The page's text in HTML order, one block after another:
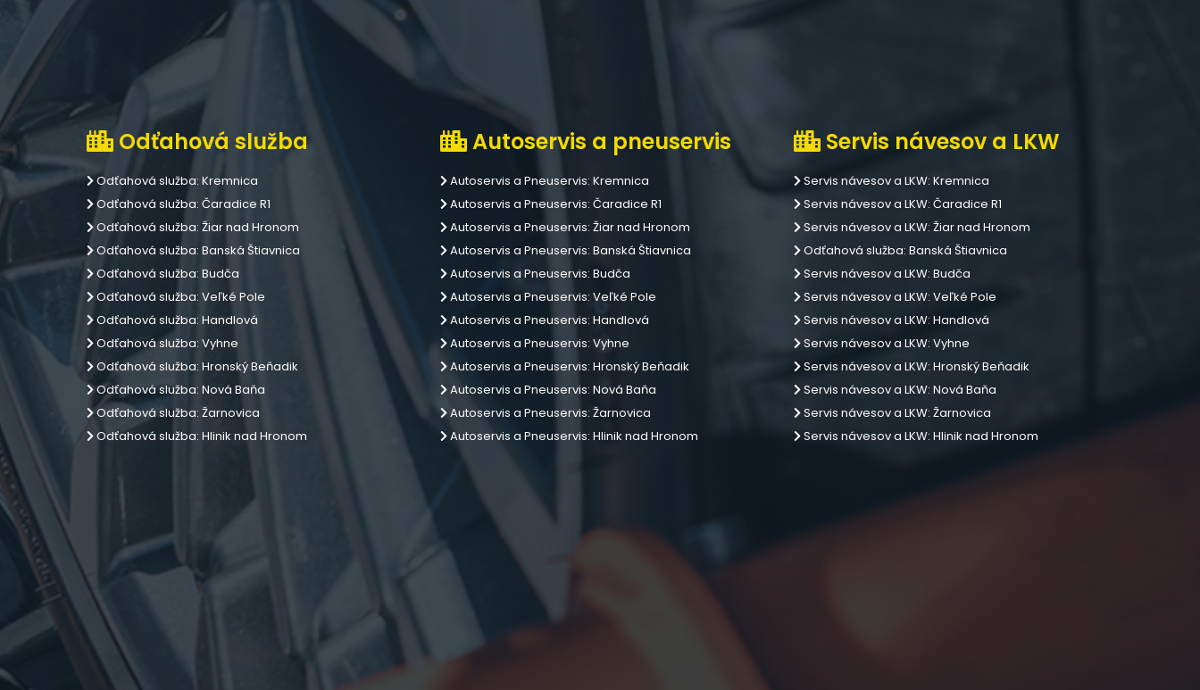
Odťahová služba
Odťahová služba: Kremnica
Odťahová služba: Čaradice R1
Odťahová služba: Žiar nad Hronom
Odťahová služba: Banská Štiavnica
Odťahová služba: Budča
Odťahová služba: Veľké Pole
Odťahová služba: Handlová
Odťahová služba: Vyhne
Odťahová služba: Hronský Beňadik
Odťahová služba: Nová Baňa
Odťahová služba: Žarnovica
Odťahová služba: Hlinik nad Hronom
Autoservis a pneuservis
Autoservis a Pneuservis: Kremnica
Autoservis a Pneuservis: Čaradice R1
Autoservis a Pneuservis: Žiar nad Hronom
Autoservis a Pneuservis: Banská Štiavnica
Autoservis a Pneuservis: Budča
Autoservis a Pneuservis: Veľké Pole
Autoservis a Pneuservis: Handlová
Autoservis a Pneuservis: Vyhne
Autoservis a Pneuservis: Hronský Beňadik
Autoservis a Pneuservis: Nová Baňa
Autoservis a Pneuservis: Žarnovica
Autoservis a Pneuservis: Hlinik nad Hronom
Servis návesov a LKW
Servis návesov a LKW: Kremnica
Servis návesov a LKW: Čaradice R1
Servis návesov a LKW: Žiar nad Hronom
Odťahová služba: Banská Štiavnica
Servis návesov a LKW: Budča
Servis návesov a LKW: Veľké Pole
Servis návesov a LKW: Handlová
Servis návesov a LKW: Vyhne
Servis návesov a LKW: Hronský Beňadik
Servis návesov a LKW: Nová Baňa
Servis návesov a LKW: Žarnovica
Servis návesov a LKW: Hlinik nad Hronom